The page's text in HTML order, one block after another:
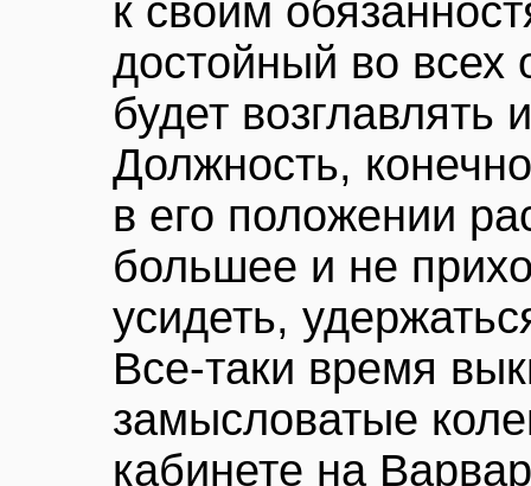
к своим
достойный во всех
будет возглавлять
Должность,
в его положении
большее и не
усидеть,
Все-таки время
замысловатые
кабинете на